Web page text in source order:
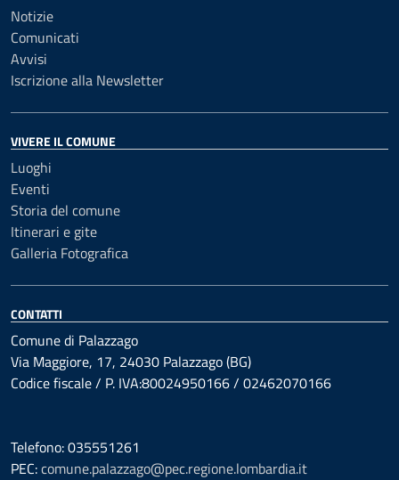
Notizie
Comunicati
Avvisi
Iscrizione alla Newsletter
VIVERE IL COMUNE
Luoghi
Eventi
Storia del comune
Itinerari e gite
Galleria Fotografica
CONTATTI
Comune di Palazzago
Via Maggiore, 17, 24030 Palazzago (BG)
Codice fiscale / P. IVA:80024950166 / 02462070166
Telefono: 035551261
PEC:comune.palazzago@pec.regione.lombardia.it